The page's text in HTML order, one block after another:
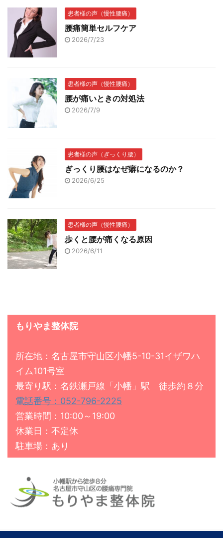
患者様の声（慢性腰痛）
腰痛簡単セルフケア
2026/7/23
患者様の声（慢性腰痛）
腰が痛いときの対処法
2026/7/9
患者様の声（ぎっくり腰）
ぎっくり腰はなぜ癖になるのか？
2026/6/25
患者様の声（慢性腰痛）
歩くと腰が痛くなる原因
2026/6/11
もりやま整体院
所在地：名古屋市守山区小幡5-10-31イザワハ
イム101号室
最寄り駅：名鉄瀬戸線「小幡」駅 徒歩約８分
電話番号：052-796-2225
営業時間：10:00～19:00
休業日：不定休
駐車場：あり